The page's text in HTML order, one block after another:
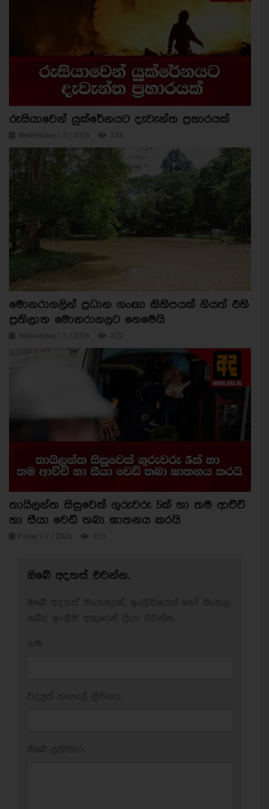
රුසියාවෙන් යුක්රේනයට දැවැන්ත ප්‍රහාරයක්
Wednesday / 5 / 2026 333
මොනරාගලින් ප්‍රධාන ගංඟා කිහිපයක් ගියත් එහි
ප්‍රතිලාභ මොනරාගලට නෙමෙයි
Wednesday / 5 / 2026 322
තායිලන්ත සිසුවෙක් ගුරුවරු 5ක් හා තම ආච්චි
හා සීයා වෙඩි තබා ඝාතනය කරයි
Friday / 7 / 2026 313
ඔබේ අදහස් එවන්න.